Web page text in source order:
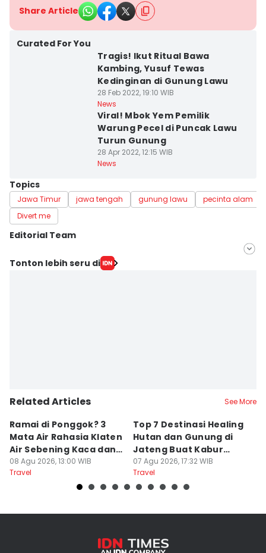
Share Article
Curated For You
Tragis! Ikut Ritual Bawa
Kambing, Yusuf Tewas
Kedinginan di Gunung Lawu
28 Feb 2022, 19:10 WIB
News
Viral! Mbok Yem Pemilik
Warung Pecel di Puncak Lawu
Turun Gunung
28 Apr 2022, 12:15 WIB
News
Topics
Jawa Timur jawa tengah gunung lawu
pecinta alam
Divert me
Editorial Team
Editor
Tonton lebih seru di
Related Articles See More
Ramai di Ponggok? 3
Mata Air Rahasia Klaten
Air Sebening Kaca dan
Masih Sepi
08 Agu 2026, 13:00 WIB
Travel
Top 7 Destinasi Healing
Hutan dan Gunung di
Jateng Buat Kabur
Sejenak, Under Rp200
Ribu
07 Agu 2026, 17:32 WIB
Travel